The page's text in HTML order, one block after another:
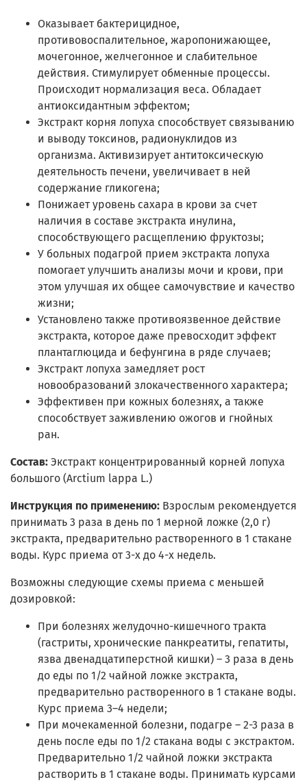
Оказывает бактерицидное,
противовоспалительное, жаропонижающее,
мочегонное, желчегонное и слабительное
действия. Стимулирует обменные процессы.
Происходит нормализация веса. Обладает
антиоксидантным эффектом;
Экстракт корня лопуха способствует связыванию
и выводу токсинов, радионуклидов из
организма. Активизирует антитоксическую
деятельность печени, увеличивает в ней
содержание гликогена;
Понижает уровень сахара в крови за счет
наличия в составе экстракта инулина,
способствующего расщеплению фруктозы;
У больных подагрой прием экстракта лопуха
помогает улучшить анализы мочи и крови, при
этом улучшая их общее самочувствие и качество
жизни;
Установлено также противоязвенное действие
экстракта, которое даже превосходит эффект
плантаглюцида и бефунгина в ряде случаев;
Экстракт лопуха замедляет рост
новообразований злокачественного характера;
Эффективен при кожных болезнях, а также
способствует заживлению ожогов и гнойных
ран.
Состав: Экстракт концентрированный корней лопуха
большого (Arctium lappa L.)
Инструкция по применению: Взрослым рекомендуется
принимать 3 раза в день по 1 мерной ложке (2,0 г)
экстракта, предварительно растворенного в 1 стакане
воды. Курс приема от 3-х до 4-х недель.
Возможны следующие схемы приема с меньшей
дозировкой:
При болезнях желудочно-кишечного тракта
(гастриты, хронические панкреатиты, гепатиты,
язва двенадцатиперстной кишки) – 3 раза в день
до еды по 1/2 чайной ложке экстракта,
предварительно растворенного в 1 стакане воды.
Курс приема 3–4 недели;
При мочекаменной болезни, подагре – 2-3 раза в
день после еды по 1/2 стакана воды с экстрактом.
Предварительно 1/2 чайной ложки экстракта
растворить в 1 стакане воды. Принимать курсами